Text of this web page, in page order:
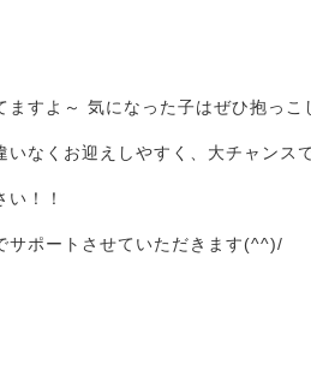
ますよ～ 気になった子はぜひ抱っ
いなくお迎えしやすく、大チャンス
！！
サポートさせていただきます(^^)/